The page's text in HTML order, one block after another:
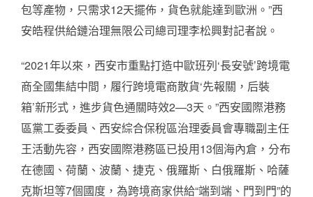
包等產物，只需求12天擺佈，貨色就能達到歐洲。”西
安皓程供給鏈治理無限公司總司理李松興對記者說。
“2021年以來，西安市重點打造中歐班列‘長安號’跨境電
商全國集結中間，履行跨境電商散貨‘先報關，后裝
箱’新形式，進步貨色通關時效2—3天。”西安國際港務
區黨工委委員、西安綜合保稅區治理委員會專職副主任
王活動先容，西安國際港務區已投用13個海內倉，分布
在德國、荷蘭、波蘭、捷克、俄羅斯、白俄羅斯、哈薩
克斯坦等7個國度，為跨境商家供給“端到端、門到門”的